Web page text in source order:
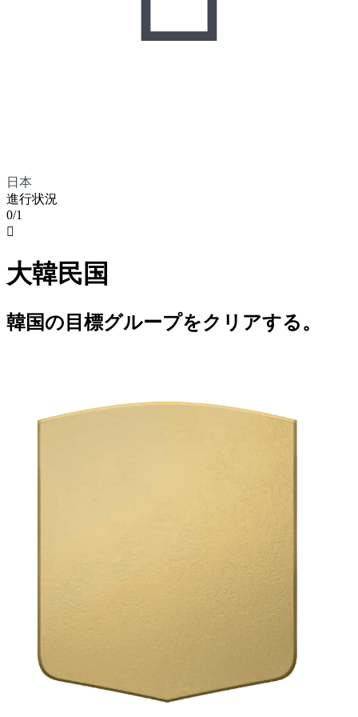
日本
進行状況
0/1

大韓民国
韓国の目標グループをクリアする。